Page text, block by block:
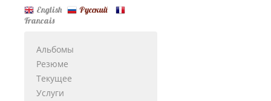
English
Русский
Francais
Альбомы
Резюме
Текущее
Услуги